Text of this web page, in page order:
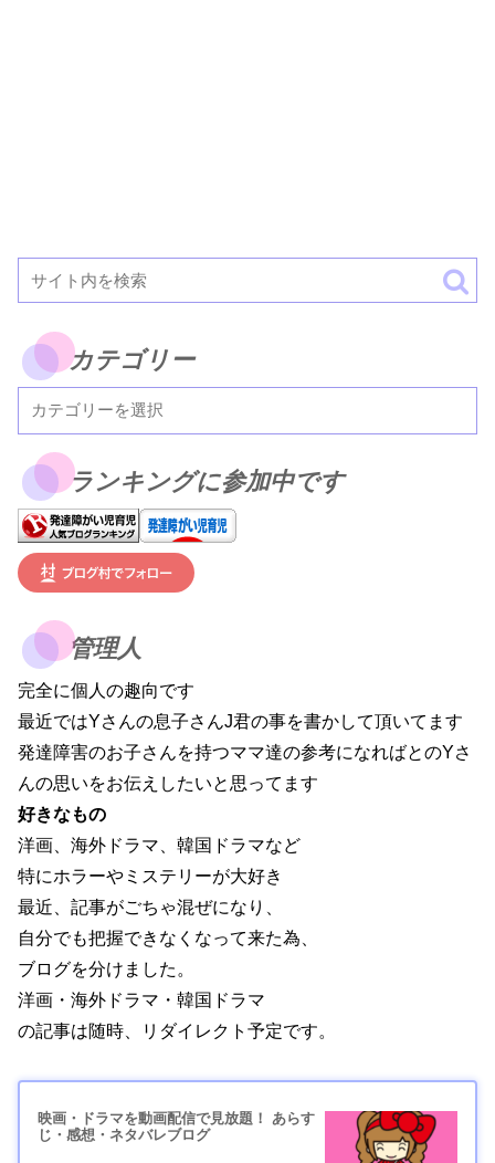
カテゴリー
ランキングに参加中です
管理人
完全に個人の趣向です
最近ではYさんの息子さんJ君の事を書かして頂いてます
発達障害のお子さんを持つママ達の参考になればとのYさ
んの思いをお伝えしたいと思ってます
好きなもの
洋画、海外ドラマ、韓国ドラマなど
特にホラーやミステリーが大好き
最近、記事がごちゃ混ぜになり、
自分でも把握できなくなって来た為、
ブログを分けました。
洋画・海外ドラマ・韓国ドラマ
の記事は随時、リダイレクト予定です。
映画・ドラマを動画配信で見放題！ あらす
じ・感想・ネタバレブログ